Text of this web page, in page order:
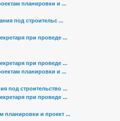
планировки и ...
под строительс ...
при проведе ...
при проведе ...
планировки и ...
под строительство ...
при проведе ...
планировки и проект ...